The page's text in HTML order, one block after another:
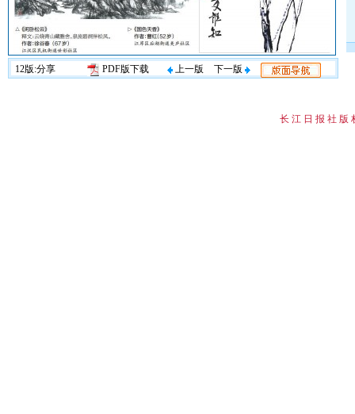
12版:分享 PDF版下载 上一版 下一版
长 江 日 报 社 版